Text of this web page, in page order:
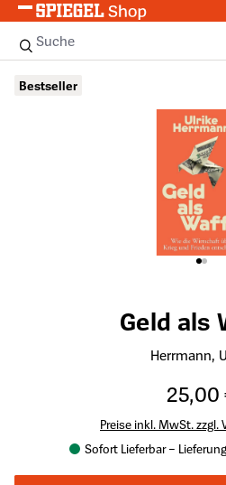
Zum Hauptinhalt springen
Suche
Bestseller
Geld als
Herrmann,
25,00
Preise inkl. MwSt. zzgl.
Sofort Lieferbar –